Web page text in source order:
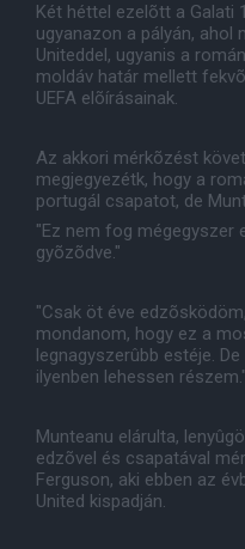
Két héttel ezelõtt a Galati
ugyanazon a pályán, ahol
Uniteddel, ugyanis a
moldáv határ mellett
UEFA elõírásainak.
Az akkori mérkõzést
megjegyezétk, hogy a
portugál csapatot, de
"Ez nem fog mégegyszer
gyõzõdve."
"Csak öt éve
mondanom, hogy ez a
legnagyszerûbb estéje.
ilyenben lehessen részem."
Munteanu elárulta,
edzõvel és csapatával
Ferguson, aki ebben az
United kispadján.